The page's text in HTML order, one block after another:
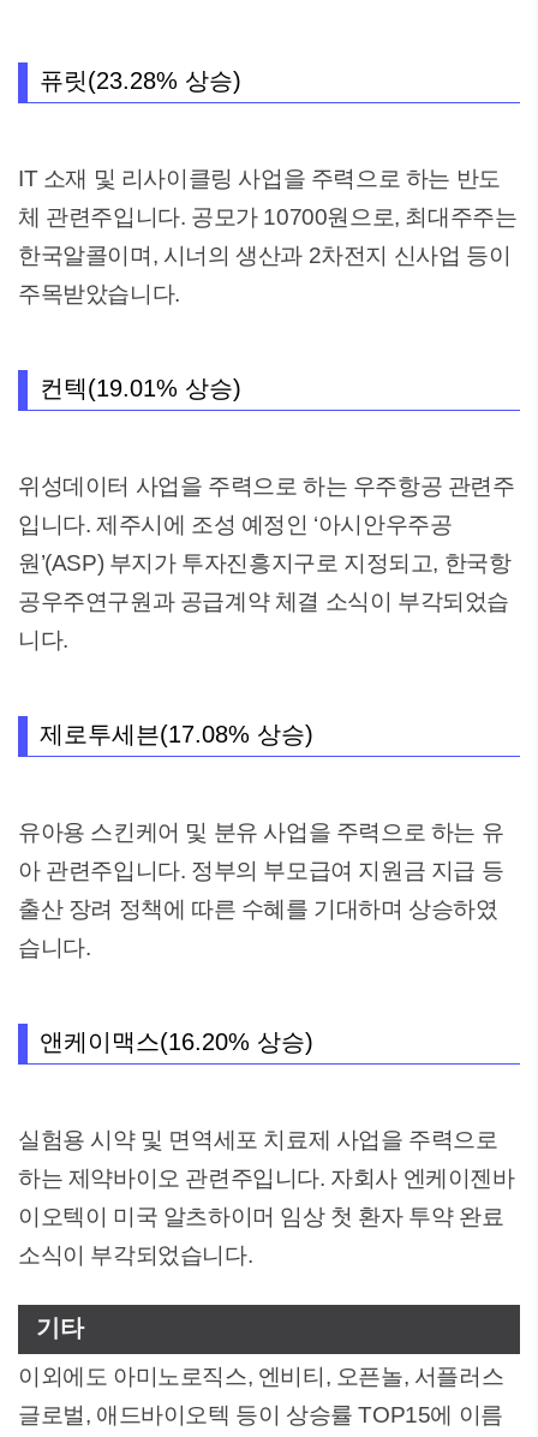
퓨릿(23.28% 상승)
IT 소재 및 리사이클링 사업을 주력으로 하는 반도
체 관련주입니다. 공모가 10700원으로, 최대주주는
한국알콜이며, 시너의 생산과 2차전지 신사업 등이
주목받았습니다.
컨텍(19.01% 상승)
위성데이터 사업을 주력으로 하는 우주항공 관련주
입니다. 제주시에 조성 예정인 ‘아시안우주공
원’(ASP) 부지가 투자진흥지구로 지정되고, 한국항
공우주연구원과 공급계약 체결 소식이 부각되었습
니다.
제로투세븐(17.08% 상승)
유아용 스킨케어 및 분유 사업을 주력으로 하는 유
아 관련주입니다. 정부의 부모급여 지원금 지급 등
출산 장려 정책에 따른 수혜를 기대하며 상승하였
습니다.
앤케이맥스(16.20% 상승)
실험용 시약 및 면역세포 치료제 사업을 주력으로
하는 제약바이오 관련주입니다. 자회사 엔케이젠바
이오텍이 미국 알츠하이머 임상 첫 환자 투약 완료
소식이 부각되었습니다.
기타
이외에도 아미노로직스, 엔비티, 오픈놀, 서플러스
글로벌, 애드바이오텍 등이 상승률 TOP15에 이름